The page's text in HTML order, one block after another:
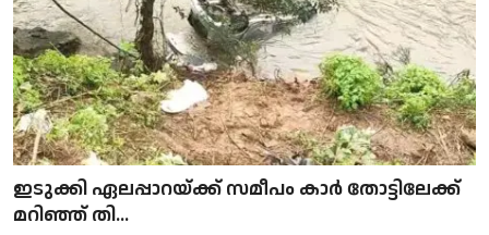
ഇടുക്കി ഏലപ്പാറയ്ക്ക് സമീപം കാർ തോട്ടിലേക്ക്
മറിഞ്ഞ് തി...